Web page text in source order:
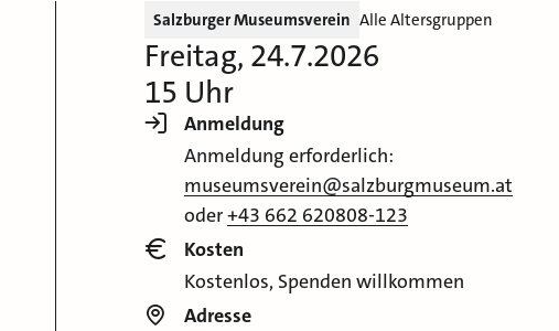
Salzburger Museumsverein Alle Altersgruppen
Freitag, 24.7.2026
15 Uhr
Anmeldung
Anmeldung erforderlich:
museumsverein@salzburgmuseum.at
oder+43 662 620808-123
Kosten
Kostenlos, Spenden willkommen
Adresse